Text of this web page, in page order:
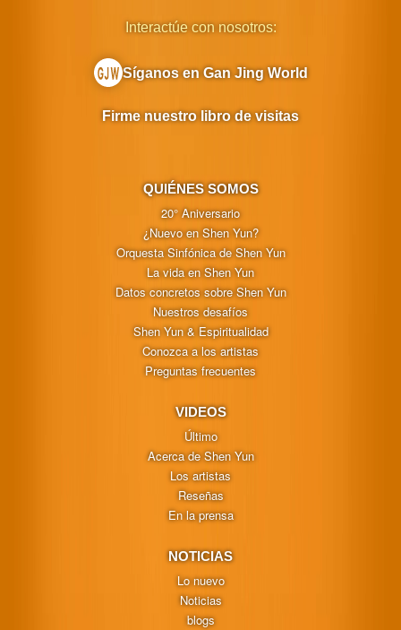
QUIÉNES SOMOS
20° Aniversario
¿Nuevo en Shen Yun?
Orquesta Sinfónica de Shen Yun
La vida en Shen Yun
Datos concretos sobre Shen Yun
Nuestros desafíos
Shen Yun & Espiritualidad
Conozca a los artistas
Preguntas frecuentes
VIDEOS
Último
Acerca de Shen Yun
Los artistas
Reseñas
En la prensa
NOTICIAS
Lo nuevo
Noticias
blogs
Interactúe con nosotros:
Síganos en Gan Jing World
Firme nuestro libro de visitas